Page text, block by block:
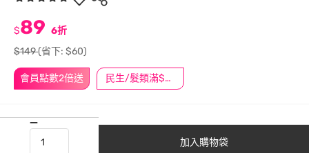
會員點數2倍送 民生/髮類滿$388送舒潔冰巾
$89 6折
$149(省下: $60)
加入購物袋